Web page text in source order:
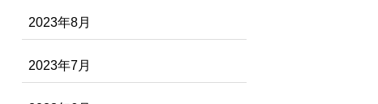
2023年8月
2023年7月